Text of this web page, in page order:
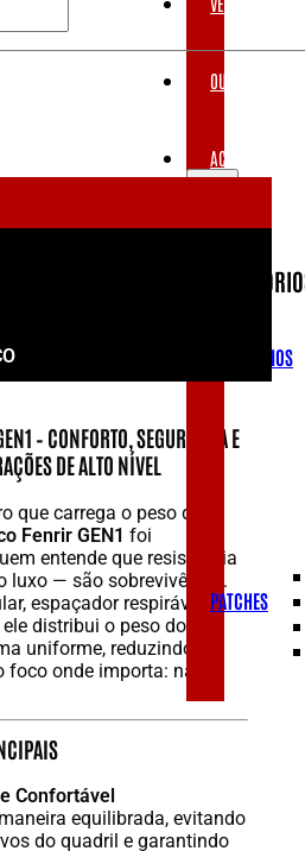
OUTLET
ACESSÓRIOS
ACESSÓRIOS
PATCHES
– CONFORTO, SEGURANÇA E
DE ALTO NÍVEL
que carrega o peso da
Fenrir GEN1 foi
entende que resistência
luxo — são sobrevivência.
espaçador respirável e
distribui o peso do
uniforme, reduzindo a
onde importa: na
Confortável
equilibrada, evitando
do quadril e garantindo